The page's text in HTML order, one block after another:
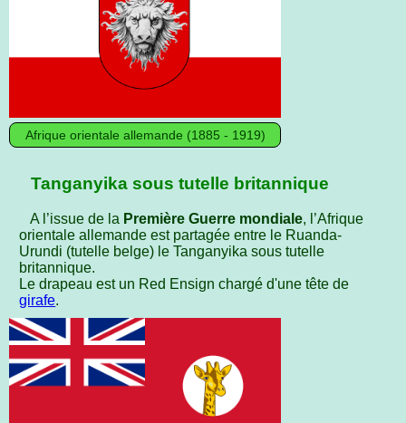
Afrique orientale allemande (1885 - 1919)
Tanganyika sous tutelle britannique
A l’issue de la Première Guerre mondiale, l’Afrique
orientale allemande est partagée entre le Ruanda-
Urundi (tutelle belge) le Tanganyika sous tutelle
britannique.
Le drapeau est un Red Ensign chargé d'une tête de
girafe.